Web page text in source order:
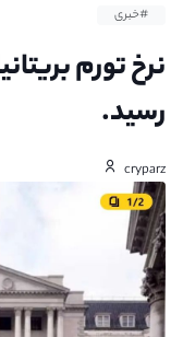
#خبری
رسید.
cryparz